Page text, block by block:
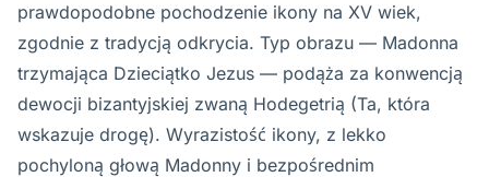
prawdopodobne pochodzenie ikony na XV wiek,
zgodnie z tradycją odkrycia. Typ obrazu — Madonna
trzymająca Dzieciątko Jezus — podąża za konwencją
dewocji bizantyjskiej zwaną Hodegetrią (Ta, która
wskazuje drogę). Wyrazistość ikony, z lekko
pochyloną głową Madonny i bezpośrednim